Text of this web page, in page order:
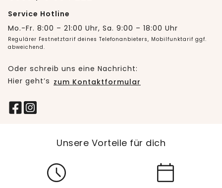
Service Hotline
Mo.-Fr. 8:00 – 21:00 Uhr, Sa. 9:00 – 18:00 Uhr
Regulärer Festnetztarif deines Telefonanbieters, Mobilfunktarif ggf.
abweichend.
Oder schreib uns eine Nachricht:
Hier geht’s zum Kontaktformular
Unsere Vorteile für dich